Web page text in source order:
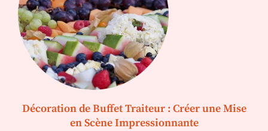
Décoration de Buffet Traiteur : Créer une Mise
en Scène Impressionnante